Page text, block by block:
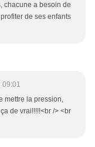
chacune a besoin de
de ses enfants
09:01
mettre la pression,
de vrai!!!!!<br /> <br